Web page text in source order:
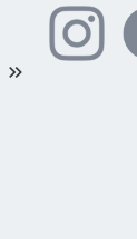
keyboard_double_arrow_right